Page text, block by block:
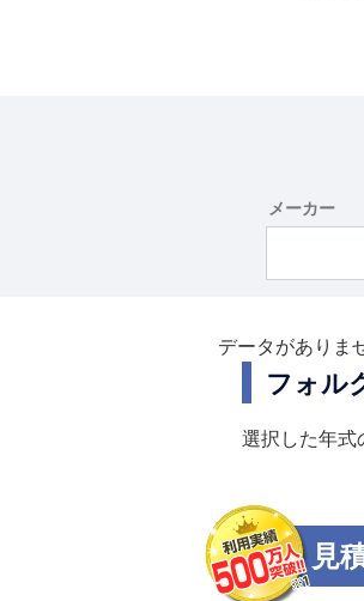
メーカー
データがありま
フォル
選択した年式
見